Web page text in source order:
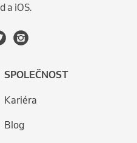
a iOS.
SPOLEČNOST
Kariéra
Blog